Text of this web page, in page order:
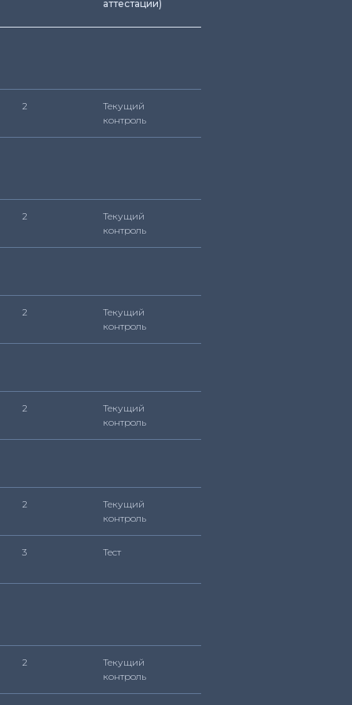
аттестации)
2
Текущий
контроль
2
Текущий
контроль
2
Текущий
контроль
2
Текущий
контроль
2
Текущий
контроль
3 Тест
2
Текущий
контроль